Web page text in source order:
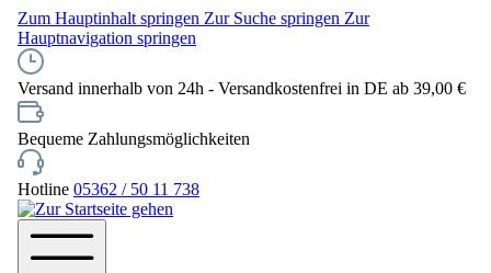
Zum Hauptinhalt springen Zur Suche springen Zur
Hauptnavigation springen
Versand innerhalb von 24h - Versandkostenfrei in DE ab 39,00 €
Bequeme Zahlungsmöglichkeiten
Hotline 05362 / 50 11 738